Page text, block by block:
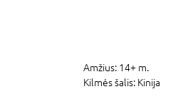
Amžius: 14+ m.
Kilmės šalis: Kinija